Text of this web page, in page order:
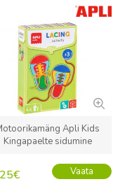
Apli Kids
Kingapaelte sidumine
€ Vaata